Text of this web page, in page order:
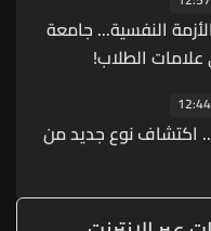
النفسية... جامعة
الطلاب!
12:44
اكتشاف نوع جديد من